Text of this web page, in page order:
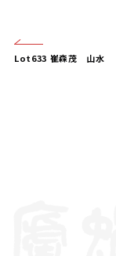
Lot633 崔森茂 山水